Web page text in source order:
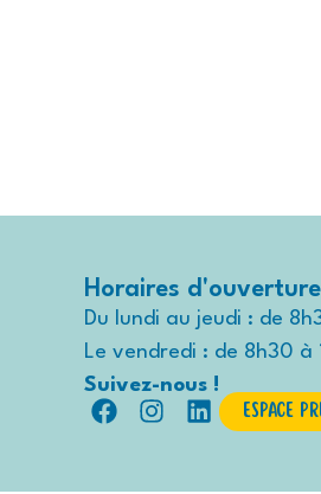
Horaires d'ouverture
Du lundi au jeudi : de
Le vendredi : de 8h30 à
Suivez-nous !
Espace